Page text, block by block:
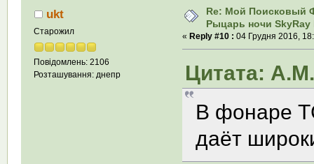
ukt
Старожил
Повідомлень: 2106
Розташування: днепр
Re: Мой Поисковый
Рыцарь ночи SkyRay
« Reply #10 : 04 Грудня 2016,
Цитата:
В фонаре
даёт